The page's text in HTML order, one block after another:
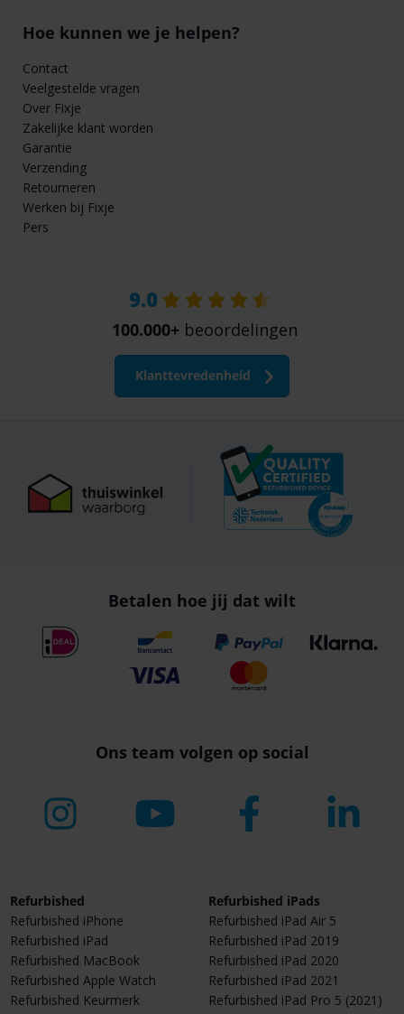
Hoe kunnen we je helpen?
Contact
Veelgestelde vragen
Over Fixje
Zakelijke klant worden
Garantie
Verzending
Retourneren
Werken bij Fixje
Pers
9.0
100.000+ beoordelingen
Klanttevredenheid
Betalen hoe jij dat wilt
Ons team volgen op social
Refurbished
Refurbished iPhone
Refurbished iPad
Refurbished MacBook
Refurbished Apple Watch
Refurbished Keurmerk
Refurbished iPads
Refurbished iPad Air 5
Refurbished iPad 2019
Refurbished iPad 2020
Refurbished iPad 2021
Refurbished iPad Pro 5 (2021)